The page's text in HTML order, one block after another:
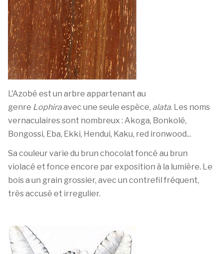
L'Azobé est un arbre appartenant au
genre Lophiraavec une seule espèce, alata. Les noms
vernaculaires sont nombreux : Akoga, Bonkolé,
Bongossi, Eba, Ekki, Hendui, Kaku, red ironwood...
Sa couleur varie du brun chocolat foncé au brun
violacé et fonce encore par exposition à la lumière. Le
bois a un grain grossier, avec un contrefil fréquent,
très accusé et irregulier.